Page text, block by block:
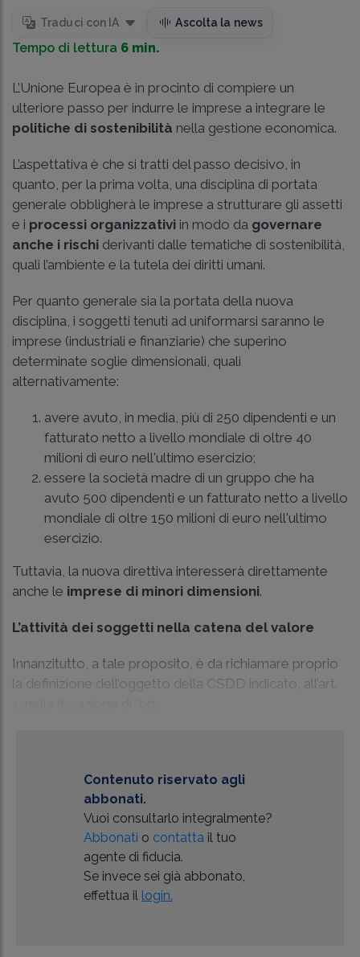
Traduci con IA Ascolta la news
Tempo di lettura 6 min.
L’Unione Europea è in procinto di compiere un
ulteriore passo per indurre le imprese a integrare le
politiche di sostenibilità nella gestione economica.
L’aspettativa è che si tratti del passo decisivo, in
quanto, per la prima volta, una disciplina di portata
generale obbligherà le imprese a strutturare gli assetti
e i processi organizzativi in modo da governare
anche i rischi derivanti dalle tematiche di sostenibilità,
quali l’ambiente e la tutela dei diritti umani.
Per quanto generale sia la portata della nuova
disciplina, i soggetti tenuti ad uniformarsi saranno le
imprese (industriali e finanziarie) che superino
determinate soglie dimensionali, quali
alternativamente:
avere avuto, in media, più di 250 dipendenti e un
fatturato netto a livello mondiale di oltre 40
milioni di euro nell'ultimo esercizio;
essere la società madre di un gruppo che ha
avuto 500 dipendenti e un fatturato netto a livello
mondiale di oltre 150 milioni di euro nell'ultimo
esercizio.
Tuttavia, la nuova direttiva interesserà direttamente
anche le imprese di minori dimensioni.
L’attività dei soggetti nella catena del valore
Innanzitutto, a tale proposito, è da richiamare proprio
la definizione dell’oggetto della CSDD indicato, all’art.
Contenuto riservato agli
abbonati.
Vuoi consultarlo integralmente?
Abbonati o contatta il tuo
agente di fiducia.
Se invece sei già abbonato,
effettua il login.